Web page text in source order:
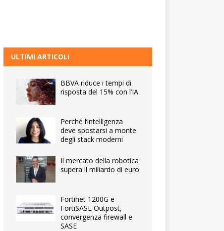
ULTIMI ARTICOLI
BBVA riduce i tempi di
risposta del 15% con l’IA
Perché l’intelligenza
deve spostarsi a monte
degli stack moderni
Il mercato della robotica
supera il miliardo di euro
Fortinet 1200G e
FortiSASE Outpost,
convergenza firewall e
SASE